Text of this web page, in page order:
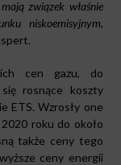
związek właśnie
niskoemisyjnym,
cen gazu, do
się rosnące koszty
ETS. Wzrosły one
roku do około
także ceny tego
ceny energii